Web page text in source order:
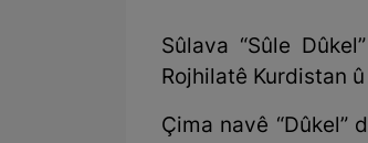
Sûlava “Sûle
Rojhilatê Kurdistan
Çima navê